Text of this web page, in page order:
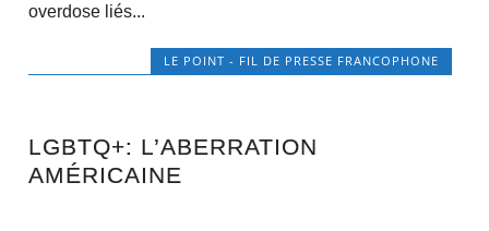
overdose liés...
LE POINT - FIL DE PRESSE FRANCOPHONE
LGBTQ+: L’ABERRATION
AMÉRICAINE